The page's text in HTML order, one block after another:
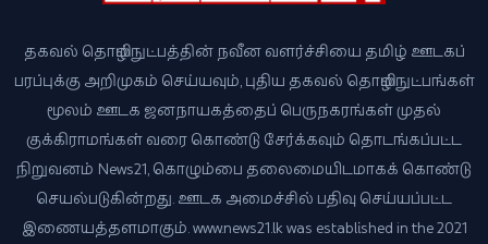
தகவல் தொழில்நுட்பத்தின் நவீன வளர்ச்சியை தமிழ் ஊடகப்
பரப்புக்கு அறிமுகம் செய்யவும், புதிய தகவல் தொழில்நுட்பங்கள்
மூலம் ஊடக ஜனநாயகத்தைப் பெருநகரங்கள் முதல்
குக்கிராமங்கள் வரை கொண்டு சேர்க்கவும் தொடங்கப்பட்ட
நிறுவனம் News21, கொழும்பை தலைமையிடமாகக் கொண்டு
செயல்படுகின்றது. ஊடக அமைச்சில் பதிவு செய்யப்பட்ட
இணையத்தளமாகும். www.news21.lk was established in the 2021